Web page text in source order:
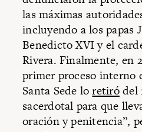
las máximas
incluyendo a los papas
Benedicto XVI y el
Rivera. Finalmente, en
primer proceso interno
Santa Sede loretiródel
sacerdotal para que
oración y penitencia”,